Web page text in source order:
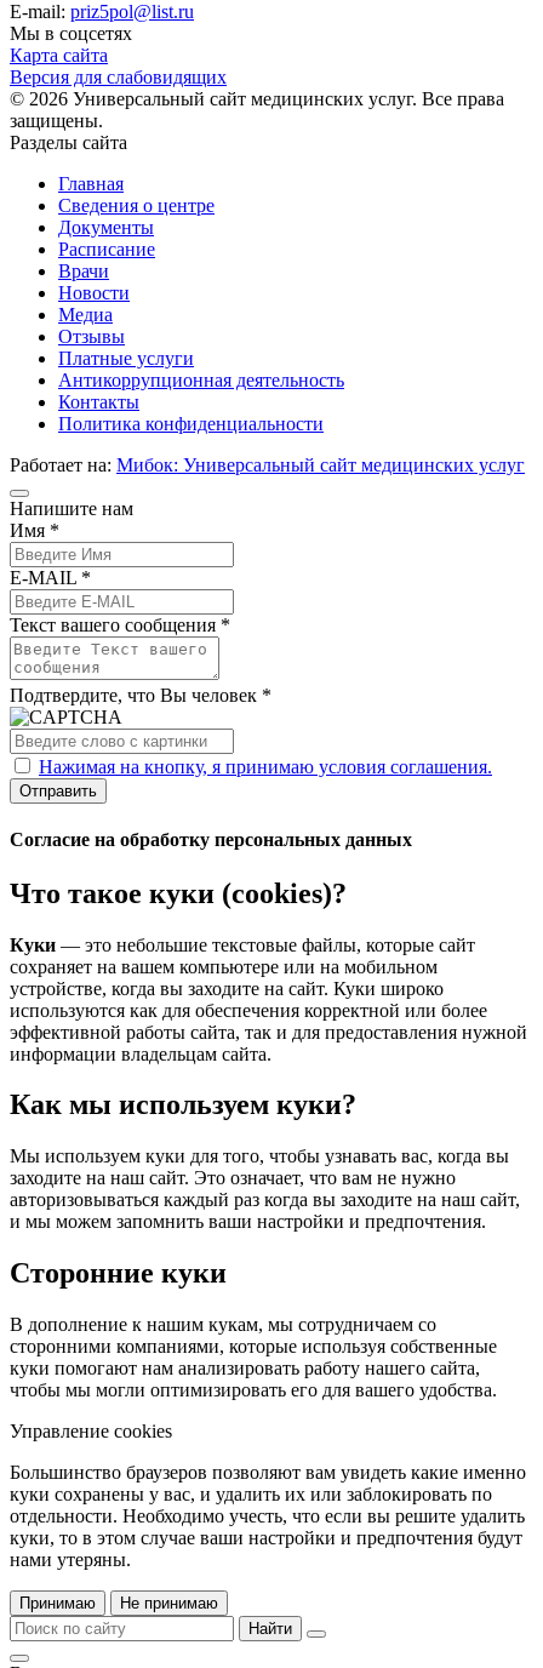
E-mail: priz5pol@list.ru
Мы в соцсетях
Карта сайта
Версия для слабовидящих
© 2026 Универсальный сайт медицинских услуг. Все права
защищены.
Разделы сайта
Главная
Сведения о центре
Документы
Расписание
Врачи
Новости
Медиа
Отзывы
Платные услуги
Антикоррупционная деятельность
Контакты
Политика конфиденциальности
Работает на: Мибок: Универсальный сайт медицинских услуг
Напишите нам
Имя *
E-MAIL *
Текст вашего сообщения *
Подтвердите, что Вы человек *
Нажимая на кнопку, я принимаю условия соглашения.
Отправить
Согласие на обработку персональных данных
Что такое куки (cookies)?
Куки — это небольшие текстовые файлы, которые сайт
сохраняет на вашем компьютере или на мобильном
устройстве, когда вы заходите на сайт. Куки широко
используются как для обеспечения корректной или более
эффективной работы сайта, так и для предоставления нужной
информации владельцам сайта.
Как мы используем куки?
Мы используем куки для того, чтобы узнавать вас, когда вы
заходите на наш сайт. Это означает, что вам не нужно
авторизовываться каждый раз когда вы заходите на наш сайт,
и мы можем запомнить ваши настройки и предпочтения.
Сторонние куки
В дополнение к нашим кукам, мы сотрудничаем со
сторонними компаниями, которые используя собственные
куки помогают нам анализировать работу нашего сайта,
чтобы мы могли оптимизировать его для вашего удобства.
Управление cookies
Большинство браузеров позволяют вам увидеть какие именно
куки сохранены у вас, и удалить их или заблокировать по
отдельности. Необходимо учесть, что если вы решите удалить
куки, то в этом случае ваши настройки и предпочтения будут
нами утеряны.
Принимаю
Не принимаю
Найти